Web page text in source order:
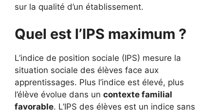
sur la qualité d’un établissement.
Quel est l’IPS maximum ?
L’indice de position sociale (IPS) mesure la
situation sociale des élèves face aux
apprentissages. Plus l’indice est élevé, plus
l’élève évolue dans un contexte familial
favorable. L’IPS des élèves est un indice sans